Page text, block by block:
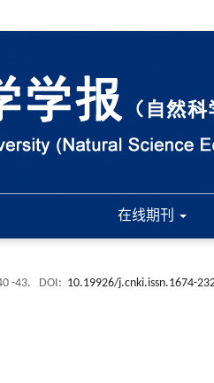
在线期刊
-43. DOI: 10.19926/j.cnki.issn.1674-